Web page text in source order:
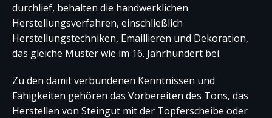
durchlief, behalten die handwerklichen
Herstellungsverfahren, einschließlich
Herstellungstechniken, Emaillieren und Dekoration,
das gleiche Muster wie im 16. Jahrhundert bei.
Zu den damit verbundenen Kenntnissen und
Fähigkeiten gehören das Vorbereiten des Tons, das
Herstellen von Steingut mit der Töpferscheibe oder